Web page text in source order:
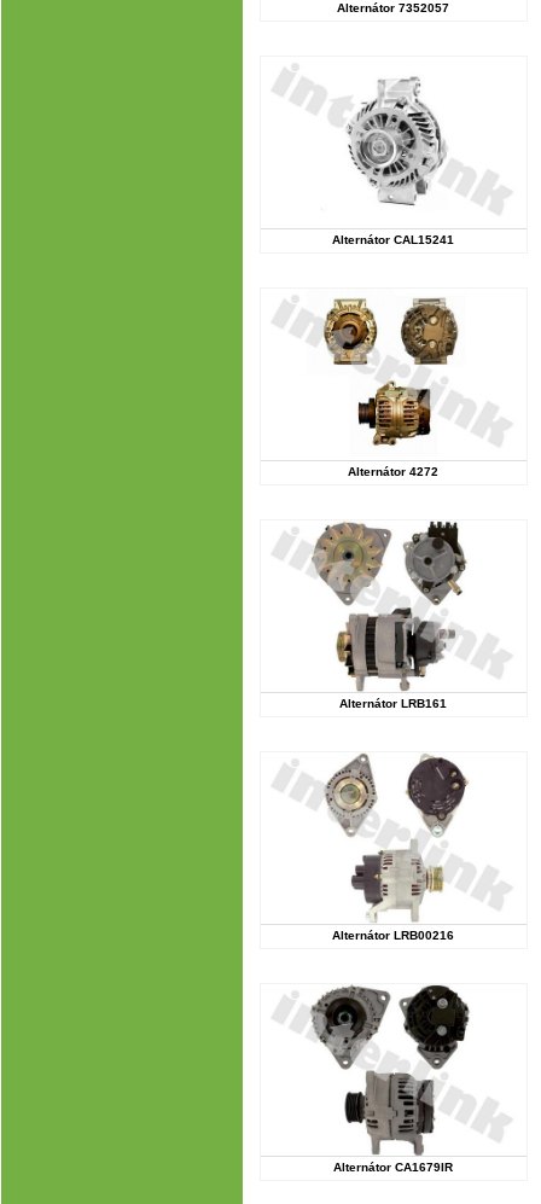
Alternátor 7352057
Alternátor CAL15241
Alternátor 4272
Alternátor LRB161
Alternátor LRB00216
Alternátor CA1679IR